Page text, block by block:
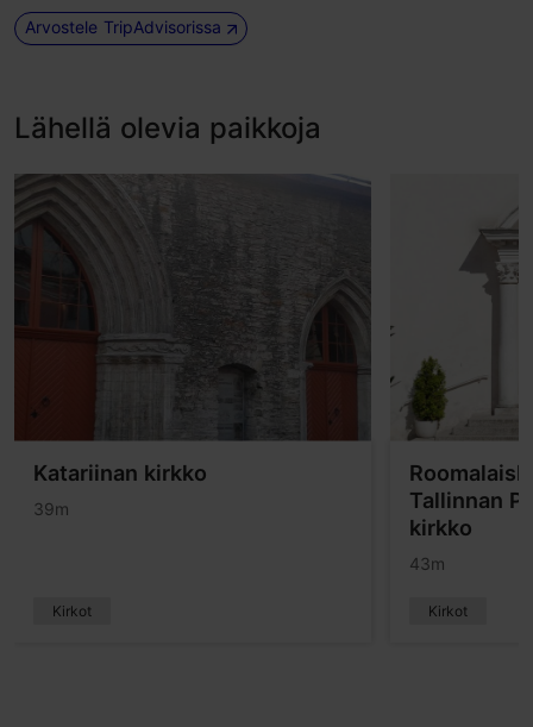
Arvostele TripAdvisorissa
Lähellä olevia paikkoja
Katariinan kirkko
39m
Kirkot
Tallinnan
kirkko
43m
Kirkot